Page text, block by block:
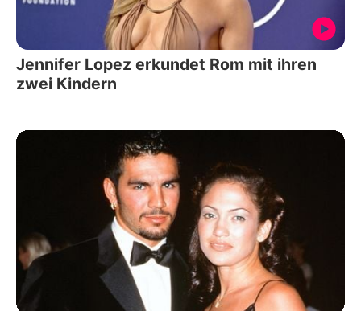
Jennifer Lopez erkundet Rom mit ihren
zwei Kindern